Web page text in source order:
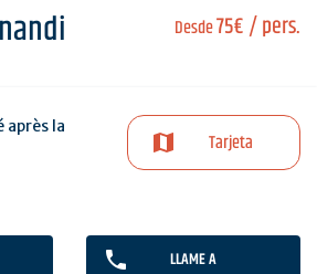
Desde75€/ pers.
après la
Tarjeta
LLAME A